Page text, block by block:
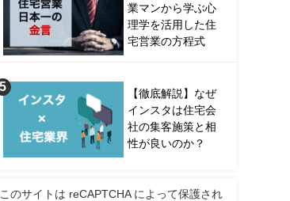
業マンから学ぶ心
理学を活用した住
宅営業の方程式
【徹底解説】なぜ
インスタは住宅会
社の集客施策と相
性が良いのか？
このサイトは reCAPTCHA によって保護され